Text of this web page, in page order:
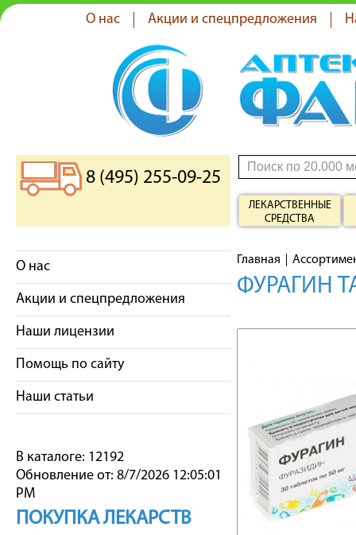
О нас Акции и спецпредложения
8 (495) 255-09-25
ЛЕКАРСТВЕННЫЕ
СРЕДСТВА
О нас
Акции и спецпредложения
Наши лицензии
Помощь по сайту
Наши статьи
В каталоге: 12192
Обновление от: 8/7/2026 12:05:01
PM
ПОКУПКА ЛЕКАРСТВ
Главная
ФУРАГИН